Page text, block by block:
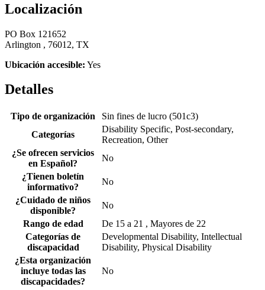
Localización
PO Box 121652
Arlington , 76012, TX
Ubicación accesible: Yes
Detalles
Tipo de organización
Sin fines de lucro (501c3)
Categorías
Disability Specific, Post-secondary,
Recreation, Other
¿Se ofrecen servicios
en Español?
No
¿Tienen boletín
informativo?
No
¿Cuidado de niños
disponible?
No
Rango de edad
De 15 a 21 , Mayores de 22
Categorías de
discapacidad
Developmental Disability, Intellectual
Disability, Physical Disability
¿Esta organización
incluye todas las
discapacidades?
No